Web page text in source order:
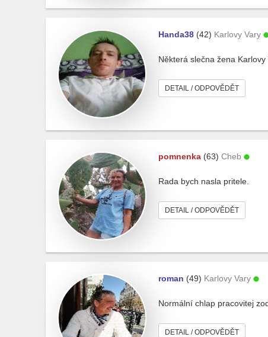
Handa38 (42) Karlovy Vary
Některá slečna žena
DETAIL / ODPOVĚDĚT
pomnenka (63) Cheb
Rada bych nasla pritele.
DETAIL / ODPOVĚDĚT
roman (49) Karlovy Vary
Normální chlap pracovitej
DETAIL / ODPOVĚDĚT